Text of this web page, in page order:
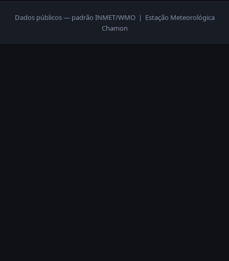
Dados públicos — padrão INMET/WMO | Estação Meteorológica
Chamon